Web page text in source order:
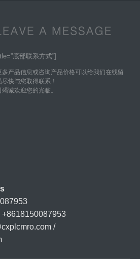
底部联系方式”]
产品信息或咨询产品价格可以给我们在线留
快与您取得联系！
诚欢迎您的光临。
/